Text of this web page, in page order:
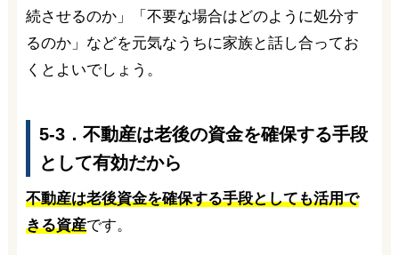
続させるのか」「不要な場合はどのように処分す
るのか」などを元気なうちに家族と話し合ってお
くとよいでしょう。
5-3．不動産は老後の資金を確保する手段
として有効だから
不動産は老後資金を確保する手段としても活用で
きる資産です。